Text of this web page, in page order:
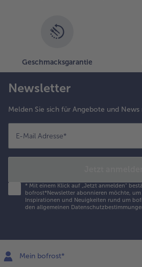
Geschmacksgarantie
Newsletter
Melden Sie sich für Angebote und
E-Mail Adresse*
* Mit einem Klick auf „Jetzt anmelden"
bofrost*Newsletter abonnieren möchte,
Inspirationen und Neuigkeiten rund um
den allgemeinen
Mein bofrost*